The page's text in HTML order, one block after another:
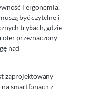
i ergonomia.
być czytelne i
trybach, gdzie
przeznaczony
nad
zaprojektowany
smartfonach z